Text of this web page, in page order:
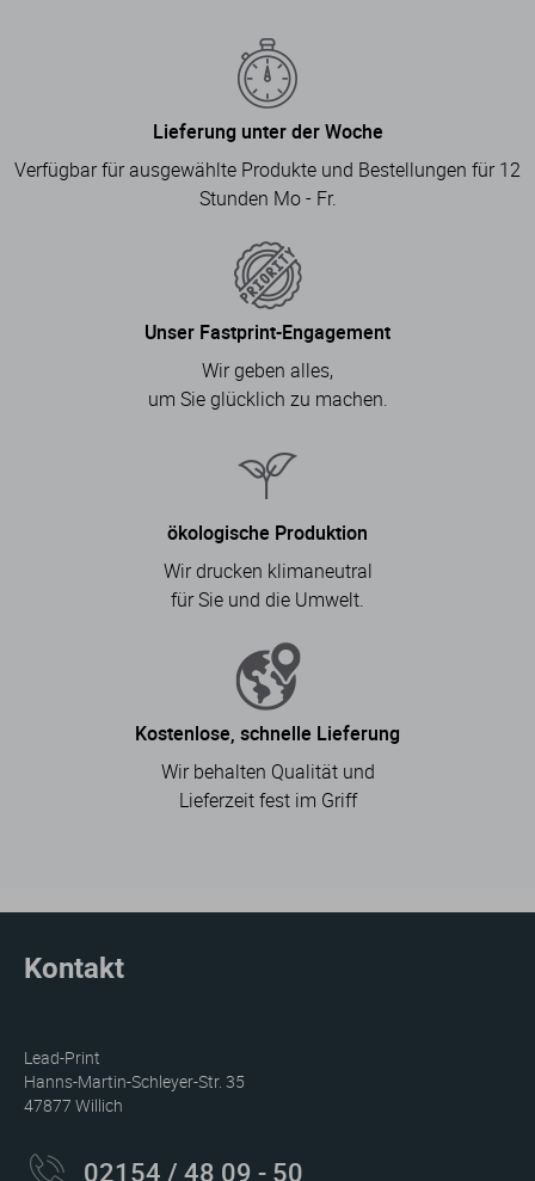
Lieferung unter der Woche
Verfügbar für ausgewählte Produkte und Bestellungen für 12
Stunden Mo - Fr.
Unser Fastprint-Engagement
Wir geben alles,
um Sie glücklich zu machen.
ökologische Produktion
Wir drucken klimaneutral
für Sie und die Umwelt.
Kostenlose, schnelle Lieferung
Wir behalten Qualität und
Lieferzeit fest im Griff
Kontakt
Lead-Print
Hanns-Martin-Schleyer-Str. 35
47877 Willich
02154 / 48 09 - 50